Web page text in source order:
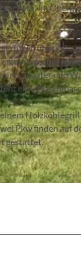
Im
über
Toaster und
eine
Pkw finden auf
gestattet.